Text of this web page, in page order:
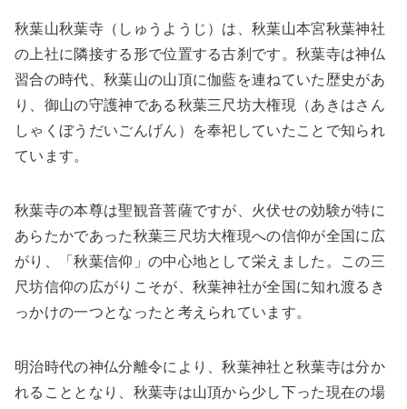
秋葉山秋葉寺（しゅうようじ）は、秋葉山本宮秋葉神社
の上社に隣接する形で位置する古刹です。秋葉寺は神仏
習合の時代、秋葉山の山頂に伽藍を連ねていた歴史があ
り、御山の守護神である秋葉三尺坊大権現（あきはさん
しゃくぼうだいごんげん）を奉祀していたことで知られ
ています。
秋葉寺の本尊は聖観音菩薩ですが、火伏せの効験が特に
あらたかであった秋葉三尺坊大権現への信仰が全国に広
がり、「秋葉信仰」の中心地として栄えました。この三
尺坊信仰の広がりこそが、秋葉神社が全国に知れ渡るき
っかけの一つとなったと考えられています。
明治時代の神仏分離令により、秋葉神社と秋葉寺は分か
れることとなり、秋葉寺は山頂から少し下った現在の場